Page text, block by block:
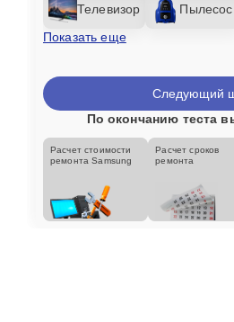
Телевизор
Пылесос
Показать еще
Следующий
По окончанию теста
Расчет стоимости
ремонта Samsung
Расчет сроков
ремонта